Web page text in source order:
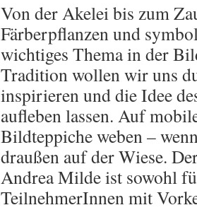
Von der Akelei bis zum
Färberpflanzen und
wichtiges Thema in der
Tradition wollen wir uns
inspirieren und die Idee
aufleben lassen. Auf
Bildteppiche weben –
draußen auf der Wiese.
Andrea Milde ist sowohl
TeilnehmerInnen mit